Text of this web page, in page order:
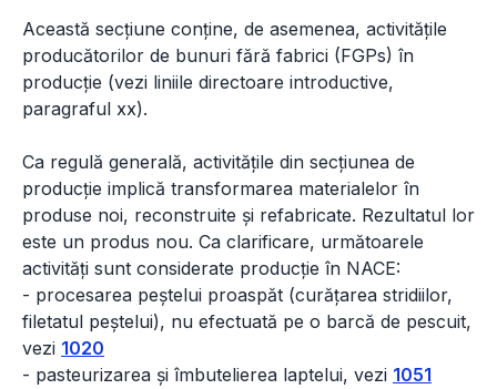
Această secțiune conține, de asemenea, activitățile
producătorilor de bunuri fără fabrici (FGPs) în
producție (vezi liniile directoare introductive,
paragraful xx).
Ca regulă generală, activitățile din secțiunea de
producție implică transformarea materialelor în
produse noi, reconstruite și refabricate. Rezultatul lor
este un produs nou. Ca clarificare, următoarele
activități sunt considerate producție în NACE:
- procesarea peștelui proaspăt (curățarea stridiilor,
filetatul peștelui), nu efectuată pe o barcă de pescuit,
vezi 1020
- pasteurizarea și îmbutelierea laptelui, vezi 1051